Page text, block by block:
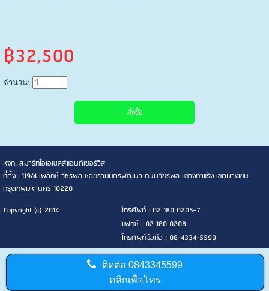
฿32,500
จำนวน:
หจก. สมาร์ทโอเอเซลส์แอนด์เซอร์วิส
ที่ตั้ง : 119/4 เพล็กซ์ วัชรพล ซอยร่วมมิตรพัฒนา ถนนวัชรพล แขวงท่าแร้ง เขตบางเขน
กรุงเทพมหานคร 10220
Copyright (c) 2014
โทรศัพท์ : 02 180 0205-7
แฟกซ์ : 02 180 0208
โทรศัพท์มือถือ : 08-4334-5599
ติดต่อ0843345599
คลิกเพื่อโทร